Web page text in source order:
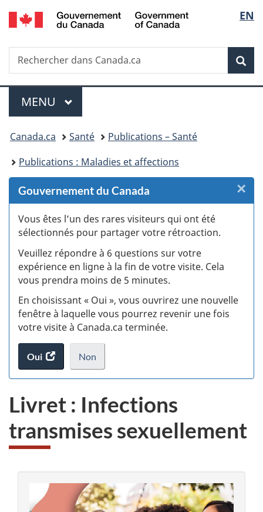
Passer
au
des
Passer
au
principal
Passer
à
Au
du
Passer
à
version
simplifiée
de
la
EN
Recherche
Rechercher
dans
Menu
MENU PRINCIPAL
Vous
êtes
ici :
Canada.ca Santé
Publications – Santé
Publications : Maladies et affections
Gouvernement du Canada
Vous êtes l’un des rares visiteurs qui ont été
sélectionnés pour partager votre rétroaction.
Veuillez répondre à 6 questions sur votre
expérience en ligne à la fin de votre visite. Cela
vous prendra moins de 5 minutes.
En choisissant « Oui », vous ouvrirez une nouvelle
fenêtre à laquelle vous pourrez revenir une fois
votre visite à Canada.ca terminée.
Oui
accéder
au
Non
je
veux
pas
au
web,
.
×
Livret : Infections
transmises sexuellement